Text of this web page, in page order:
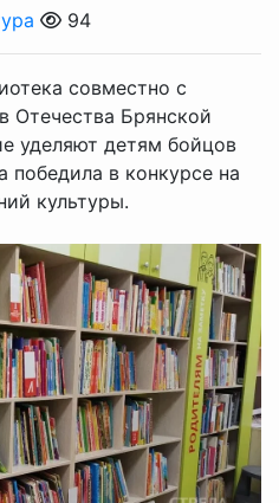
94
совместно с
Отечества Брянской
уделяют детям бойцов
в конкурсе на
культуры.